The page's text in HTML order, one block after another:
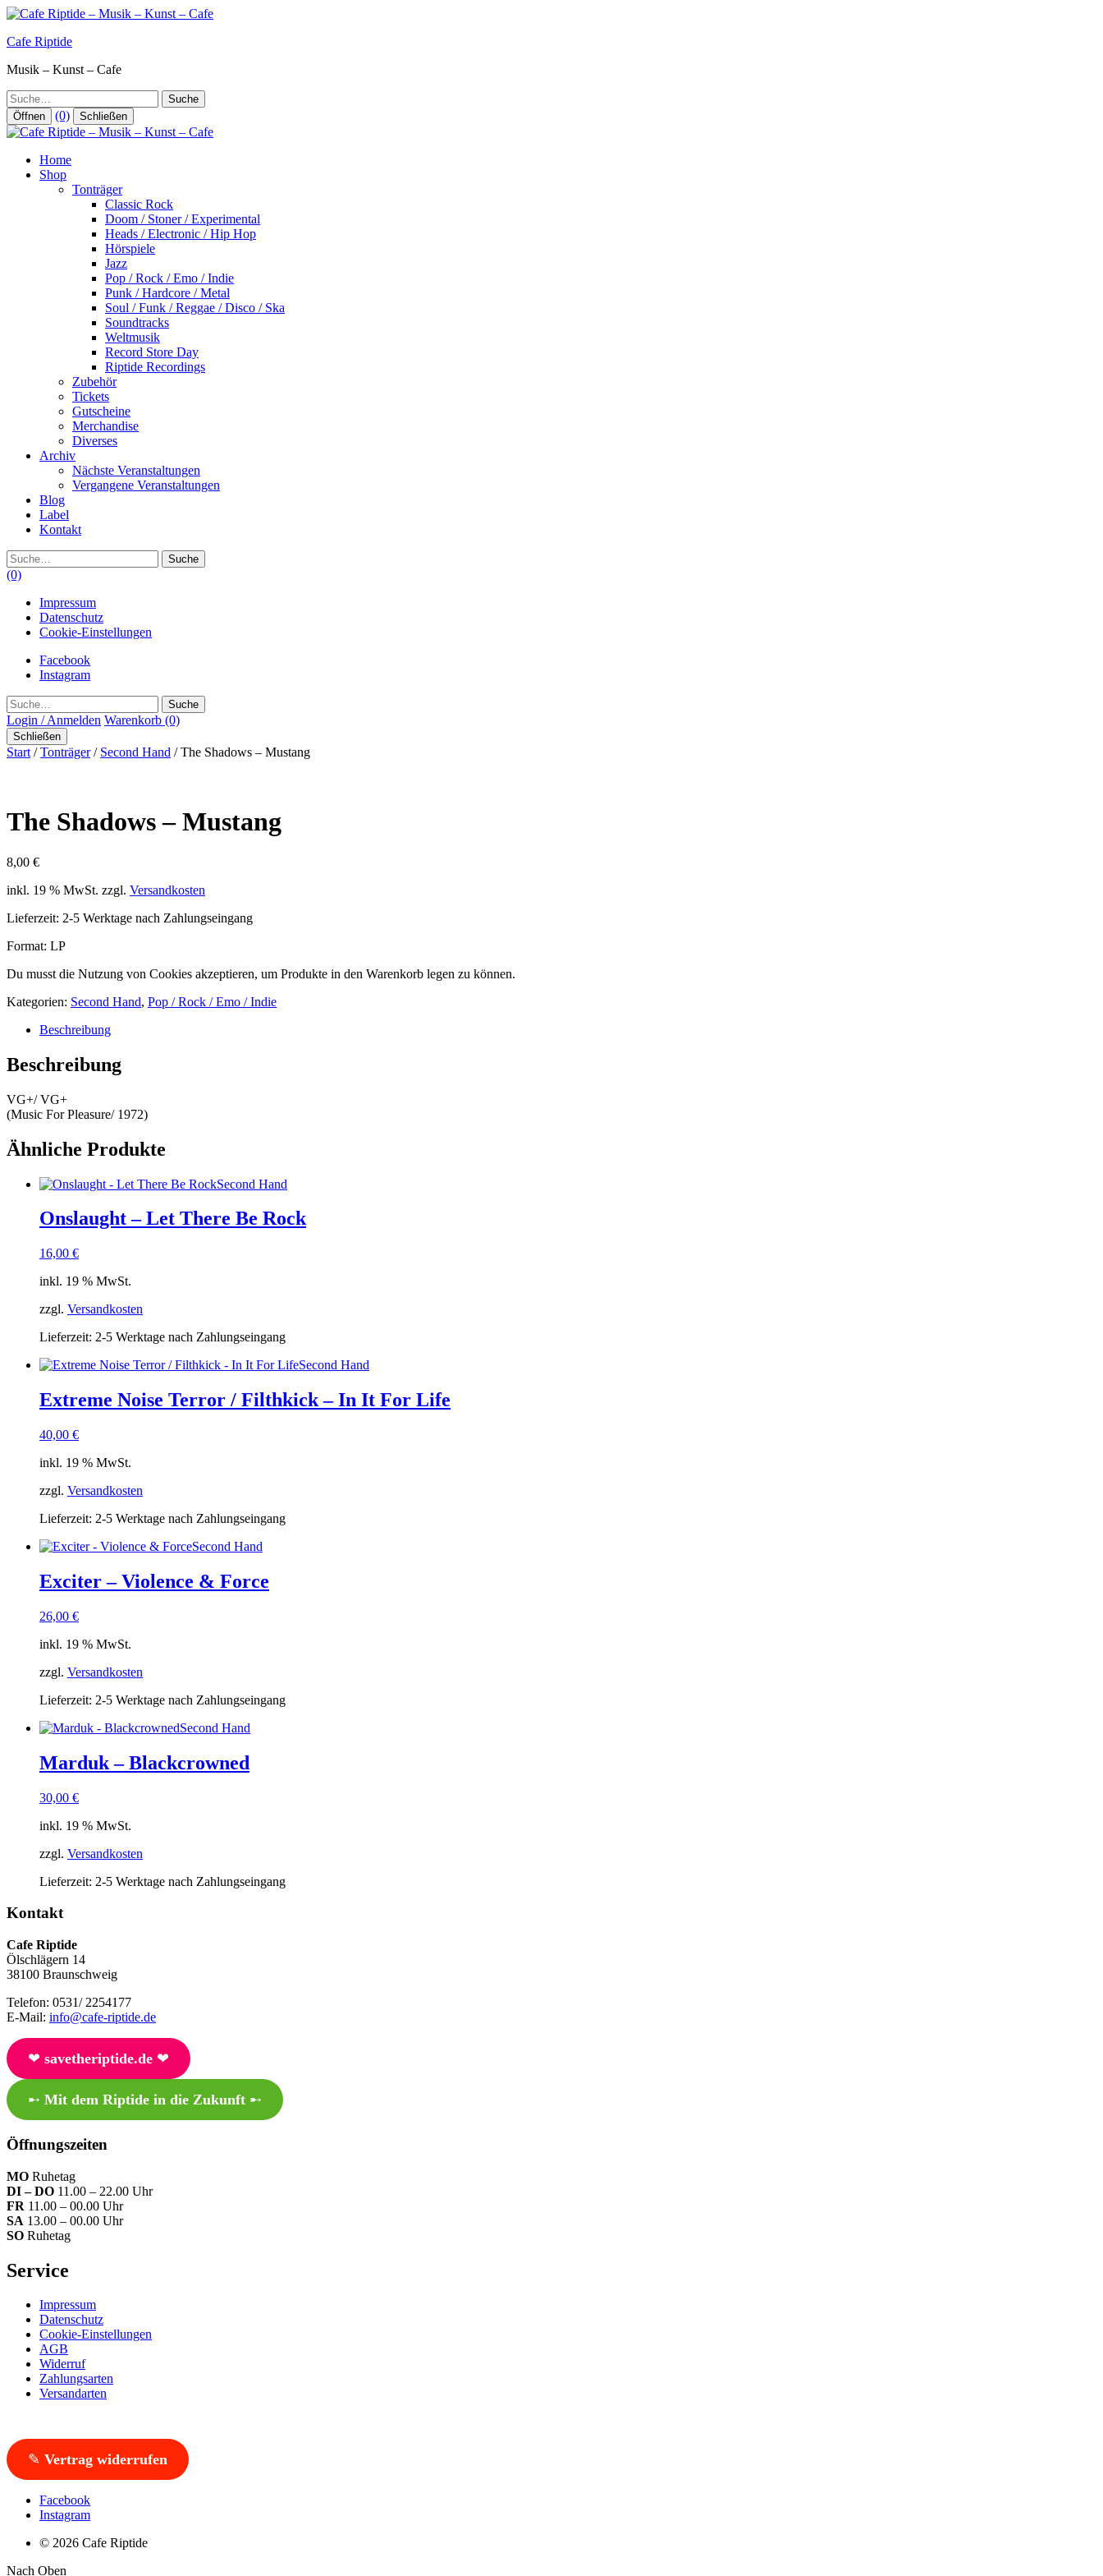
Zum
springen
Cafe Riptide
Musik – Kunst – Cafe
Suche
Öffnen (0) Schließen
Home
Shop
Tonträger
Classic Rock
Doom / Stoner / Experimental
Heads / Electronic / Hip Hop
Hörspiele
Jazz
Pop / Rock / Emo / Indie
Punk / Hardcore / Metal
Soul / Funk / Reggae / Disco / Ska
Soundtracks
Weltmusik
Record Store Day
Riptide Recordings
Zubehör
Tickets
Gutscheine
Merchandise
Diverses
Archiv
Nächste Veranstaltungen
Vergangene Veranstaltungen
Blog
Label
Kontakt
Suche
(0)
Impressum
Datenschutz
Cookie-Einstellungen
Facebook
Instagram
Suche
Login / Anmelden Warenkorb (0)
Schließen
Start /Tonträger/ Second Hand / The Shadows – Mustang
The Shadows – Mustang
8,00 €
inkl. 19 % MwSt. zzgl. Versandkosten
Lieferzeit: 2-5 Werktage nach Zahlungseingang
Format: LP
Du musst die Nutzung von Cookies akzeptieren, um Produkte in den Warenkorb legen zu können.
Kategorien: Second Hand, Pop / Rock / Emo / Indie
Beschreibung
Beschreibung
VG+/ VG+
(Music For Pleasure/ 1972)
Ähnliche Produkte
Second Hand
Onslaught – Let There Be Rock
16,00 €
inkl. 19 % MwSt.
zzgl. Versandkosten
Lieferzeit: 2-5 Werktage nach Zahlungseingang
Second Hand
Extreme Noise Terror / Filthkick – In It For Life
40,00 €
inkl. 19 % MwSt.
zzgl. Versandkosten
Lieferzeit: 2-5 Werktage nach Zahlungseingang
Second Hand
Exciter – Violence & Force
26,00 €
inkl. 19 % MwSt.
zzgl. Versandkosten
Lieferzeit: 2-5 Werktage nach Zahlungseingang
Second Hand
Marduk – Blackcrowned
30,00 €
inkl. 19 % MwSt.
zzgl. Versandkosten
Lieferzeit: 2-5 Werktage nach Zahlungseingang
Kontakt
Cafe Riptide
Ölschlägern 14
38100 Braunschweig
Telefon: 0531/ 2254177
E-Mail: info@cafe-riptide.de
❤︎ savetheriptide.de❤︎
➸ Mit dem Riptide in die Zukunft➸
Öffnungszeiten
MO Ruhetag
DI – DO 11.00 – 22.00 Uhr
FR 11.00 – 00.00 Uhr
SA 13.00 – 00.00 Uhr
SO Ruhetag
Service
Impressum
Datenschutz
Cookie-Einstellungen
AGB
Widerruf
Zahlungsarten
Versandarten
✎ Vertrag widerrufen
Facebook
Instagram
© 2026 Cafe Riptide
Nach Oben